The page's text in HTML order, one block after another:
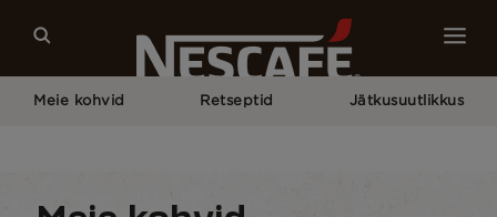
Meie kohvid Retseptid Jätkusuutlikkus